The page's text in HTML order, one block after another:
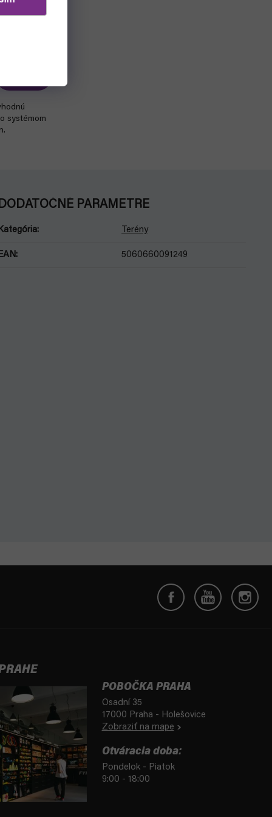
systémom
PARAMETRE
: Terény
: 5060660091249
POBOČKA PRAHA
Osadní 35
17000 Praha - Holešovice
Zobraziť na mape
Otváracia doba:
Pondelok - Piatok
9:00 - 18:00